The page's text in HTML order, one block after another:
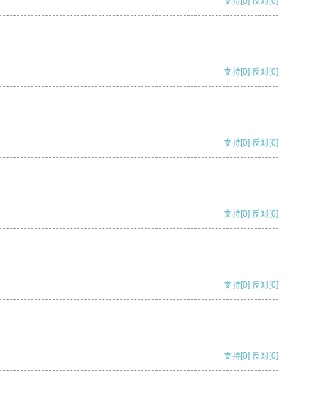
支持[0] 反对[0]
支持[0] 反对[0]
支持[0] 反对[0]
支持[0] 反对[0]
支持[0] 反对[0]